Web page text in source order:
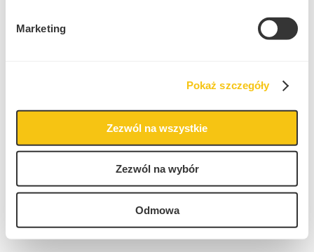
Marketing
Pokaż szczegóły
Zezwól na wszystkie
Zezwól na wybór
Odmowa